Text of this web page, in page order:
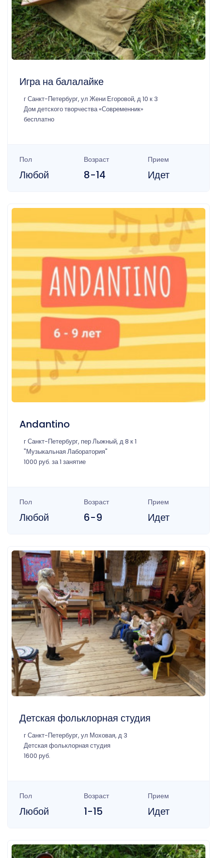
Игра на балалайке
г Санкт-Петербург, ул Жени Егоровой, д 10 к 3
Дом детского творчества «Современник»
бесплатно
Пол
Любой
Возраст
8-14
Прием
Идет
Andantino
г Санкт-Петербург, пер Лыжный, д 8 к 1
"Музыкальная Лаборатория"
1000 руб. за 1 занятие
Пол
Любой
Возраст
6-9
Прием
Идет
Детская фольклорная студия
г Санкт-Петербург, ул Моховая, д 3
Детская фольклорная студия
1600 руб.
Пол
Любой
Возраст
1-15
Прием
Идет